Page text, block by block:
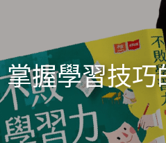
握學習技巧